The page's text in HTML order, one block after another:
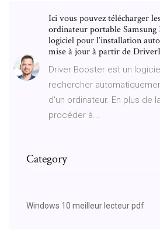
Ici vous pouvez télécharger
ordinateur portable Samsung
logiciel pour l’installation
mise à jour à partir de
Driver Booster est un
rechercher
d'un ordinateur. En plus de
procéder à...
Category
Windows 10 meilleur lecteur pdf